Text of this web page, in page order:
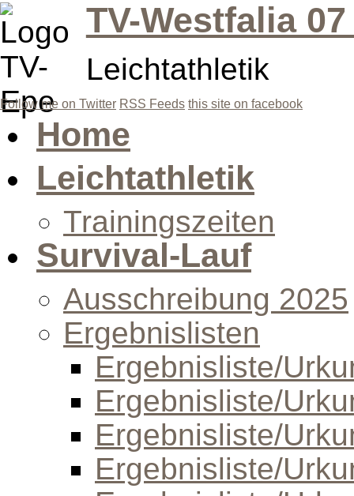
TV-Westfalia
Leichtathletik
Follow me on Twitter RSS Feeds this site on facebook
Home
Leichtathletik
Trainingszeiten
Survival-Lauf
Ausschreibung 2025
Ergebnislisten
Ergebnisliste/
Ergebnisliste/
Ergebnisliste/
Ergebnisliste/